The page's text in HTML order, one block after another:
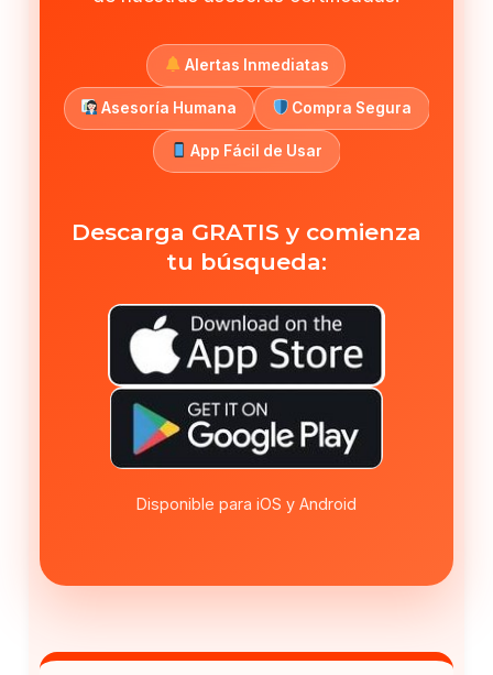
Alertas Inmediatas
Asesoría Humana Compra Segura
App Fácil de Usar
Descarga GRATIS y comienza
tu búsqueda:
Disponible para iOS y Android